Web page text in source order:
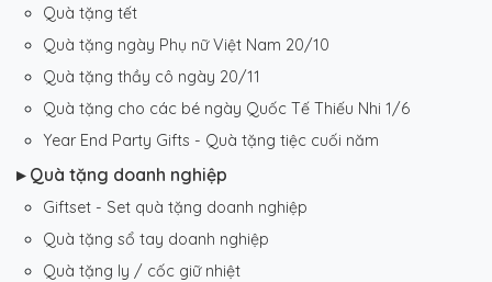
Quà tặng tết
Quà tặng ngày Phụ nữ Việt Nam 20/10
Quà tặng thầy cô ngày 20/11
Quà tặng cho các bé ngày Quốc Tế Thiếu Nhi 1/6
Year End Party Gifts - Quà tặng tiệc cuối năm
▸ Quà tặng doanh nghiệp
Giftset - Set quà tặng doanh nghiệp
Quà tặng sổ tay doanh nghiệp
Quà tặng ly / cốc giữ nhiệt